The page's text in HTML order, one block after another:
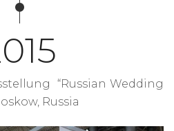
“Russian Wedding
Russia